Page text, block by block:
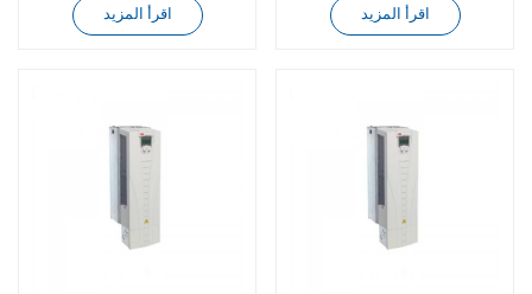
اقرأ المزيد اقرأ المزيد